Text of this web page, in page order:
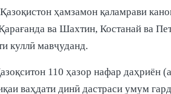
ҳамзамон қаламрави
ва Шахтин, Костанай ва
куллӣ мавҷуданд.
110 ҳазор нафар даҳриён
ваҳдати динӣ дастраси умум